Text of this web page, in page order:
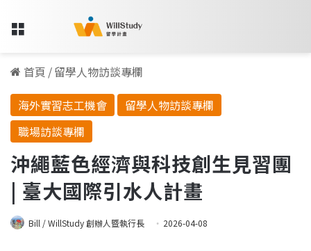
Menu
首頁 /留學人物訪談專欄
海外實習志工機會
留學人物訪談專欄
職場訪談專欄
沖繩藍色經濟與科技創生見習團
| 臺大國際引水人計畫
Bill / WillStudy 創辦人暨執行長 2026-04-08